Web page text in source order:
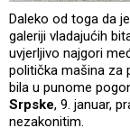
Daleko od toga da je
galeriji vladajućih
uvjerljivo najgori
politička mašina za
bila u punome
Srpske, 9. januar,
nezakonitim.